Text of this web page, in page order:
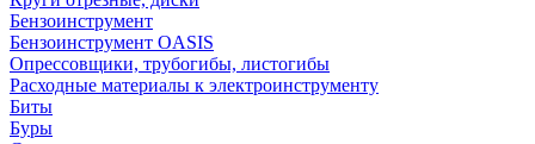
Бензоинструмент
Бензоинструмент OASIS
Опрессовщики, трубогибы, листогибы
Расходные материалы к электроинструменту
Биты
Буры